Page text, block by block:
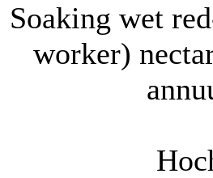
Soaking wet
worker)